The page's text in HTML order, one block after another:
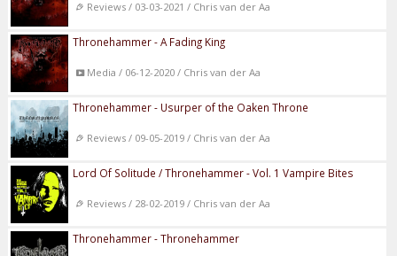
Reviews / 03-03-2021 / Chris van der Aa
Thronehammer - A Fading King
Media / 06-12-2020 / Chris van der Aa
Thronehammer - Usurper of the Oaken Throne
Reviews / 09-05-2019 / Chris van der Aa
Lord Of Solitude / Thronehammer - Vol. 1 Vampire Bites
Reviews / 28-02-2019 / Chris van der Aa
Thronehammer - Thronehammer